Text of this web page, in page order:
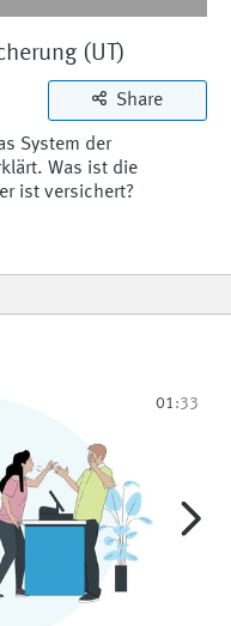
17.4 MB
5.5 MB
(UT)
Share
System der
Was ist die
ist versichert?
sind die Träger der
01:33